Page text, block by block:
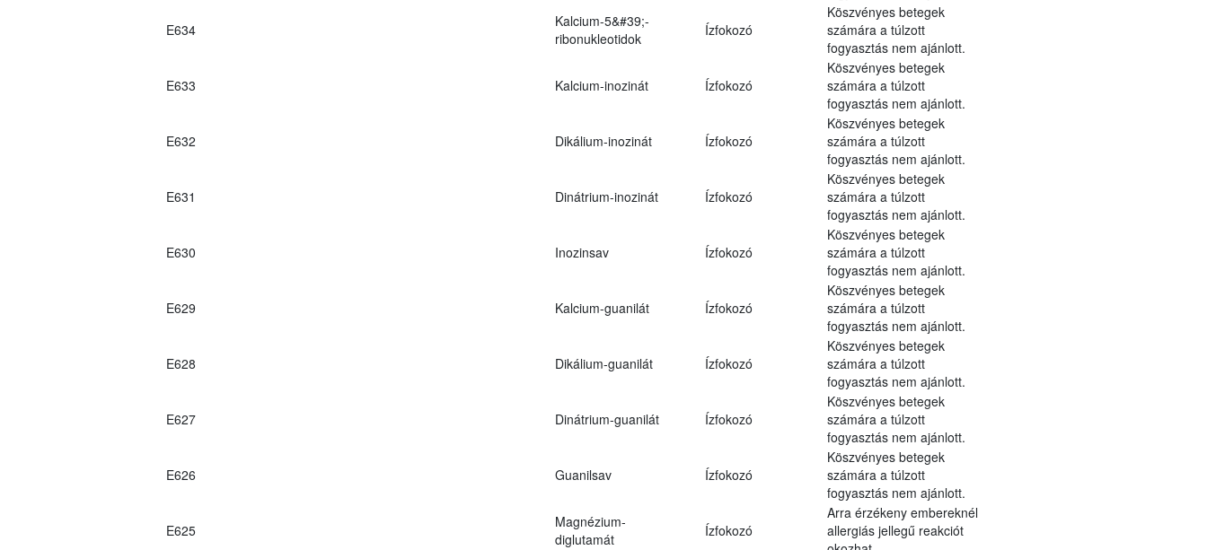
E634
Kalcium-5&#39;-
ribonukleotidok
Ízfokozó
Köszvényes betegek
számára a túlzott
fogyasztás nem ajánlott.
E633 Kalcium-inozinát Ízfokozó
Köszvényes betegek
számára a túlzott
fogyasztás nem ajánlott.
E632 Dikálium-inozinát Ízfokozó
Köszvényes betegek
számára a túlzott
fogyasztás nem ajánlott.
E631 Dinátrium-inozinát Ízfokozó
Köszvényes betegek
számára a túlzott
fogyasztás nem ajánlott.
E630 Inozinsav Ízfokozó
Köszvényes betegek
számára a túlzott
fogyasztás nem ajánlott.
E629 Kalcium-guanilát Ízfokozó
Köszvényes betegek
számára a túlzott
fogyasztás nem ajánlott.
E628 Dikálium-guanilát Ízfokozó
Köszvényes betegek
számára a túlzott
fogyasztás nem ajánlott.
E627 Dinátrium-guanilát Ízfokozó
Köszvényes betegek
számára a túlzott
fogyasztás nem ajánlott.
E626 Guanilsav Ízfokozó
Köszvényes betegek
számára a túlzott
fogyasztás nem ajánlott.
E625
Magnézium-
diglutamát
Ízfokozó
Arra érzékeny embereknél
allergiás jellegű reakciót